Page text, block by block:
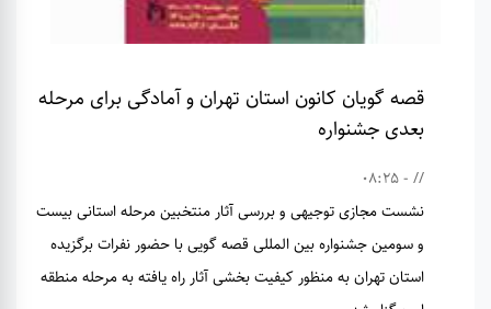
قصه گویان کانون استان تهران و آمادگی برای مرحله
بعدی جشنواره
// - 08:25
نشست مجازی توجیهی و بررسی آثار منتخبین مرحله استانی بیست
و سومین جشنواره بین المللی قصه گویی با حضور نفرات برگزیده
استان تهران به منظور کیفیت بخشی آثار راه یافته به مرحله منطقه